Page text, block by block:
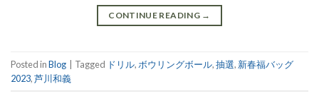
CONTINUE READING →
Posted inBlog | Tagged ドリル, ボウリングボール,抽選, 新春福バッグ
2023,芦川和義